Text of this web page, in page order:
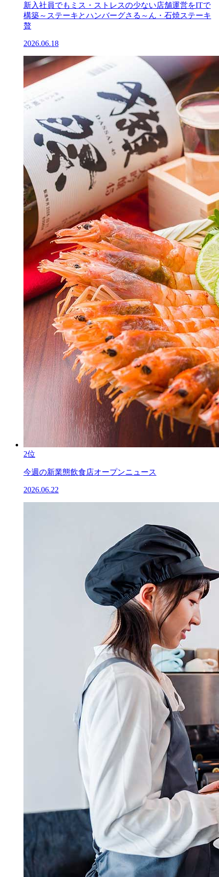
新入社員でもミス・ストレスの少ない店舗運営をITで
構築～ステーキとハンバーグさる～ん・石焼ステーキ
贅
2026.06.18
2位
今週の新業態飲食店オープンニュース
2026.06.22